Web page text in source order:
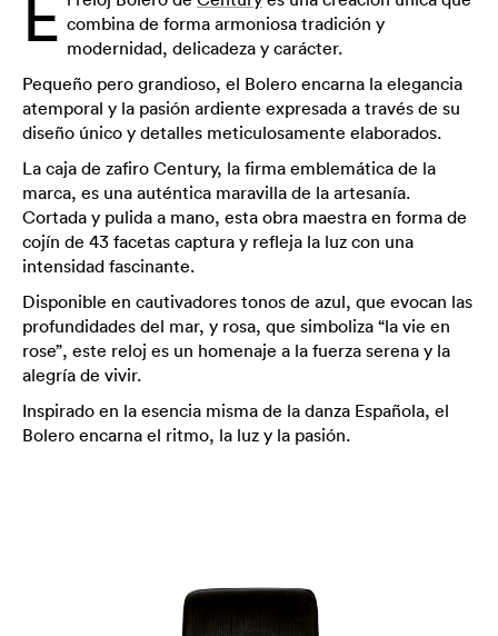
E combina de forma armoniosa tradición y
modernidad, delicadeza y carácter.
Pequeño pero grandioso, el Bolero encarna la elegancia
atemporal y la pasión ardiente expresada a través de su
diseño único y detalles meticulosamente elaborados.
La caja de zafiro Century, la firma emblemática de la
marca, es una auténtica maravilla de la artesanía.
Cortada y pulida a mano, esta obra maestra en forma de
cojín de 43 facetas captura y refleja la luz con una
intensidad fascinante.
Disponible en cautivadores tonos de azul, que evocan las
profundidades del mar, y rosa, que simboliza “la vie en
rose”, este reloj es un homenaje a la fuerza serena y la
alegría de vivir.
Inspirado en la esencia misma de la danza Española, el
Bolero encarna el ritmo, la luz y la pasión.